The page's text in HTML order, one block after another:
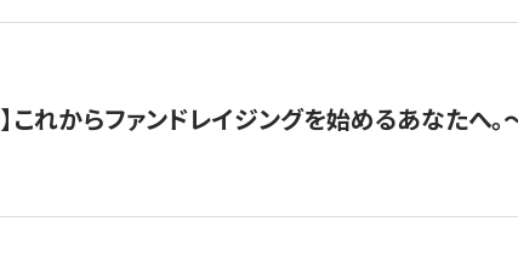
】これからファンドレイジングを始めるあなたへ